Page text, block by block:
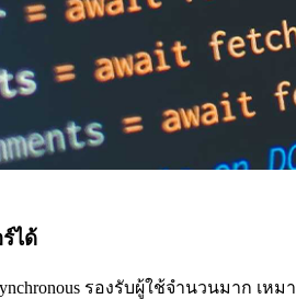
ได้
รองรับผู้ใช้จำนวนมาก เห